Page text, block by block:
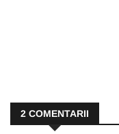
2 COMENTARII